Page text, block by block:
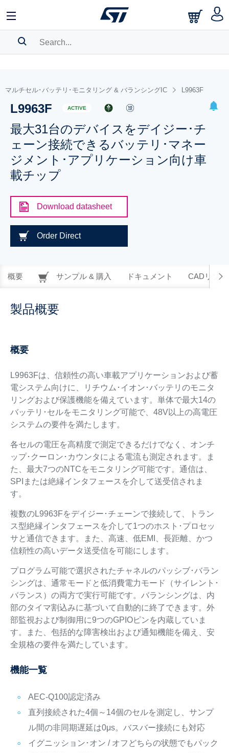
BOOKMARK
Pleaselog in to show your saved searches.
マルチセル･バッテリ･モニタリング & バランシングIC L9963F
L9963F ACTIVE
最大31台のデバイスをデイジー･チ
ェーン接続できるバッテリ･マネー
ジメント･アプリケーション向け車
載チップ
Download datasheet
Order Direct
概要 サンプル & 購入 ドキュメント CADリソー
製品概要
概要
L9963Fは、信頼性の高い車載アプリケーションおよび蓄
電システム向けに、リチウム･イオン･バッテリのモニタ
リングおよび保護機能を備えています。単体で最大14の
バッテリ･セルをモニタリング可能で、48V以上の高電圧
システムの要件を満たします。
各セルの電圧を高精度で測定できるだけでなく、オンチ
ップ･クーロン･カウンタによる電流も測定されます。ま
た、最大7つのNTCをモニタリング可能です。通信は、
SPIまたは絶縁インタフェースを介して送受信されま
す。
複数のL9963Fをデイジー･チェーンで接続して、トラン
ス型絶縁インタフェースを介して1つのホスト･プロセッ
サと通信できます。また、高速、低EMI、長距離、かつ
信頼性の高いデータ送受信を可能にします。
プログラム可能で選択されたチャネルのパッシブ･バラン
シングは、通常モードと低消費電力モード（サイレント･
バランス）の両方で実行可能です。バランシングは、内
部のタイマ割込みに基づいて自動的に終了できます。外
部監視および制御用に9つのGPIOピンを内蔵していま
す。また、包括的な障害検出および通知機能を備え、安
全規格の要件を満たしています。
機能一覧
AEC-Q100認定済み
直列接続された4個～14個のセルを測定し、サンプ
ル間の非同期遅延は0μs。バスバー接続にも対応
イグニッション･オン / オフどちらの状態でもパック